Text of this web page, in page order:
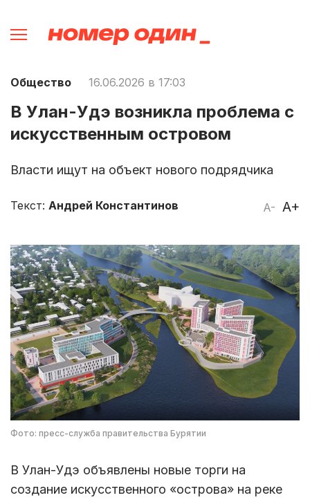
Общество 16.06.2026 в 17:03
В Улан-Удэ возникла проблема с
искусственным островом
Власти ищут на объект нового подрядчика
A- A+
Текст: Андрей Константинов
Фото: пресс-служба правительства Бурятии
В Улан-Удэ объявлены новые торги на
создание искусственного «острова» на реке